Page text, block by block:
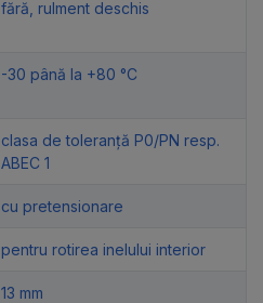
fără, rulment deschis
-30 până la +80 °C
clasa de toleranță P0/PN resp.
ABEC 1
cu pretensionare
pentru rotirea inelului interior
13 mm